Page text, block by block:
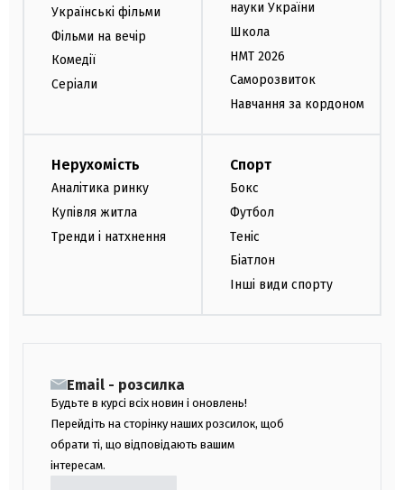
Українські фільми
Фільми на вечір
Комедії
Серіали
науки України
Школа
НМТ 2026
Саморозвиток
Навчання за кордоном
Нерухомість
Аналітика ринку
Купівля житла
Тренди і натхнення
Спорт
Бокс
Футбол
Теніс
Біатлон
Інші види спорту
Email - розсилка
Будьте в курсі всіх новин і оновлень!
Перейдіть на сторінку наших розсилок, щоб
обрати ті, що відповідають вашим
інтересам.